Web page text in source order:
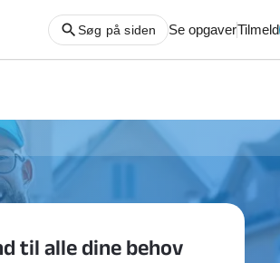
af haveaffald
af storskrald
Søg på siden Se opgaverTilmeld
til alle dine behov